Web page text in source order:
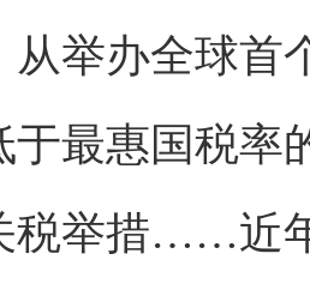
办全球首个
于最惠国税率
税举措……近